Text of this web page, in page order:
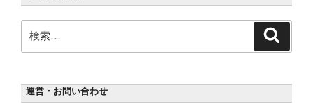
索:
運営・お問い合わせ